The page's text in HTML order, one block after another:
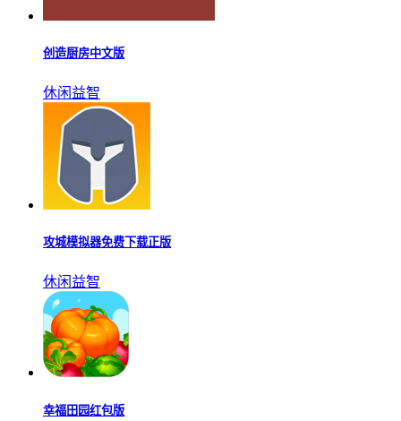
创造厨房中文版
休闲益智
攻城模拟器免费下载正版
休闲益智
幸福田园红包版